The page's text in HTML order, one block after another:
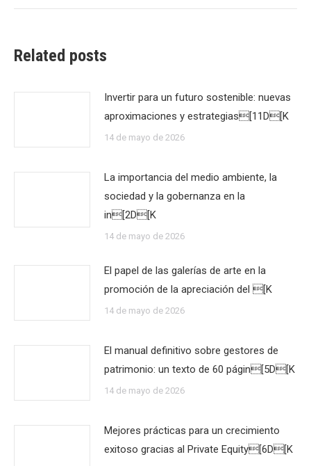
Related posts
Invertir para un futuro sostenible: nuevas
aproximaciones y estrategias[11D[K
14 de mayo de 2026
La importancia del medio ambiente, la
sociedad y la gobernanza en la
in[2D[K
14 de mayo de 2026
El papel de las galerías de arte en la
promoción de la apreciación del [K
14 de mayo de 2026
El manual definitivo sobre gestores de
patrimonio: un texto de 60 págin[5D[K
14 de mayo de 2026
Mejores prácticas para un crecimiento
exitoso gracias al Private Equity[6D[K